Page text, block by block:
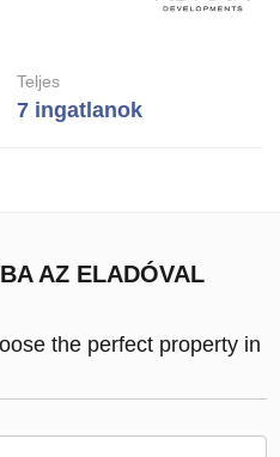
Teljes
7 ingatlanok
AZ ELADÓVAL
the perfect property in